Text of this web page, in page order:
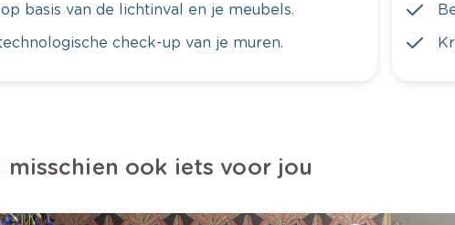
basis van de lichtinval en je meubels.
check-up van je muren.
misschien ook iets voor jou